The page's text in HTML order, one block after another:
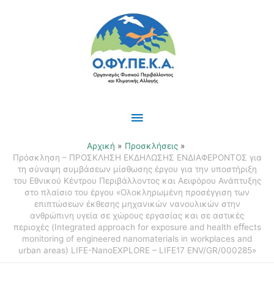
Κύριο
Μενού
Αρχική
Προσκλήσεις
Πρόσκληση – ΠΡΟΣΚΛΗΣΗ ΕΚΔΗΛΩΣΗΣ ΕΝΔΙΑΦΕΡΟΝΤΟΣ για
τη σύναψη συμβάσεων μίσθωσης έργου για την υποστήριξη
του Εθνικού Κέντρου Περιβάλλοντος και Αειφόρου Ανάπτυξης
στο πλαίσιο του έργου «Ολοκληρωμένη προσέγγιση των
επιπτώσεων έκθεσης μηχανικών νανουλικών στην
ανθρώπινη υγεία σε χώρους εργασίας και σε αστικές
περιοχές (Integrated approach for exposure and health eﬀects
monitoring of engineered nanomaterials in workplaces and
urban areas) LIFE-NanoEXPLORE – LIFE17 ENV/GR/000285»